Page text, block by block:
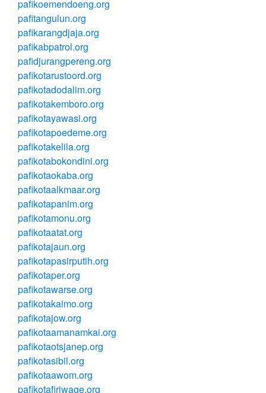
pafikoemendoeng.org
pafitangulun.org
pafikarangdjaja.org
pafikabpatrol.org
pafidjurangpereng.org
pafikotarustoord.org
pafikotadodalim.org
pafikotakemboro.org
pafikotayawasi.org
pafikotapoedeme.org
pafikotakelila.org
pafikotabokondini.org
pafikotaokaba.org
pafikotaalkmaar.org
pafikotapanim.org
pafikotamonu.org
pafikotaatat.org
pafikotajaun.org
pafikotapasirputih.org
pafikotaper.org
pafikotawarse.org
pafikotakaimo.org
pafikotajow.org
pafikotaamanamkai.org
pafikotaotsjanep.org
pafikotasibil.org
pafikotaawom.org
pafikotafiriwage.org